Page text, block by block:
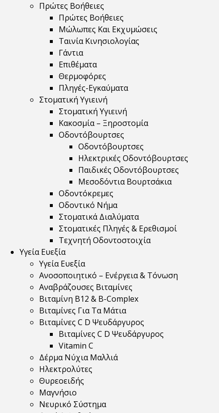
Πρώτες Βοήθειες
Πρώτες Βοήθειες
Μώλωπες Και Εκχυμώσεις
Ταινία Κινησιολογίας
Γάντια
Επιθέματα
Θερμοφόρες
Πληγές-Εγκαύματα
Στοματική Υγιεινή
Στοματική Υγιεινή
Κακοσμία – Ξηροστομία
Οδοντόβουρτσες
Οδοντόβουρτσες
Ηλεκτρικές Οδοντόβουρτσες
Παιδικές Οδοντόβουρτσες
Μεσοδόντια Βουρτσάκια
Οδοντόκρεμες
Οδοντικό Νήμα
Στοματικά Διαλύματα
Στοματικές Πληγές & Ερεθισμοί
Τεχνητή Οδοντοστοιχία
Υγεία Ευεξία
Υγεία Ευεξία
Ανοσοποιητικό – Ενέργεια & Τόνωση
Αναβράζουσες Βιταμίνες
Βιταμίνη B12 & Β-Complex
Βιταμίνες Για Τα Μάτια
Βιταμίνες C D Ψευδάργυρος
Βιταμίνες C D Ψευδάργυρος
Vitamin C
Δέρμα Νύχια Μαλλιά
Ηλεκτρολύτες
Θυρεοειδής
Μαγνήσιο
Νευρικό Σύστημα